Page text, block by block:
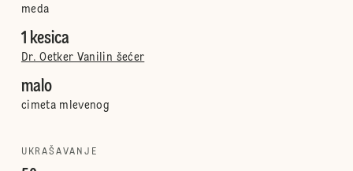
meda
1 kesica
Dr. Oetker Vanilin šećer
malo
cimeta mlevenog
UKRAŠAVANJE